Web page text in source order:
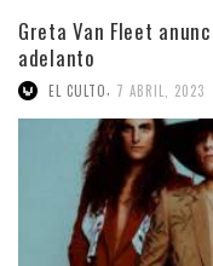
Greta Van Fleet
adelanto
EL CULTO, 7 ABRIL, 2023